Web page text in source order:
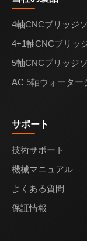
4軸CNCブリッジ
4+1軸CNCブリッ
5軸CNCブリッジ
AC 5軸ウォーター
サポート
技術サポート
機械マニュアル
よくある質問
保証情報